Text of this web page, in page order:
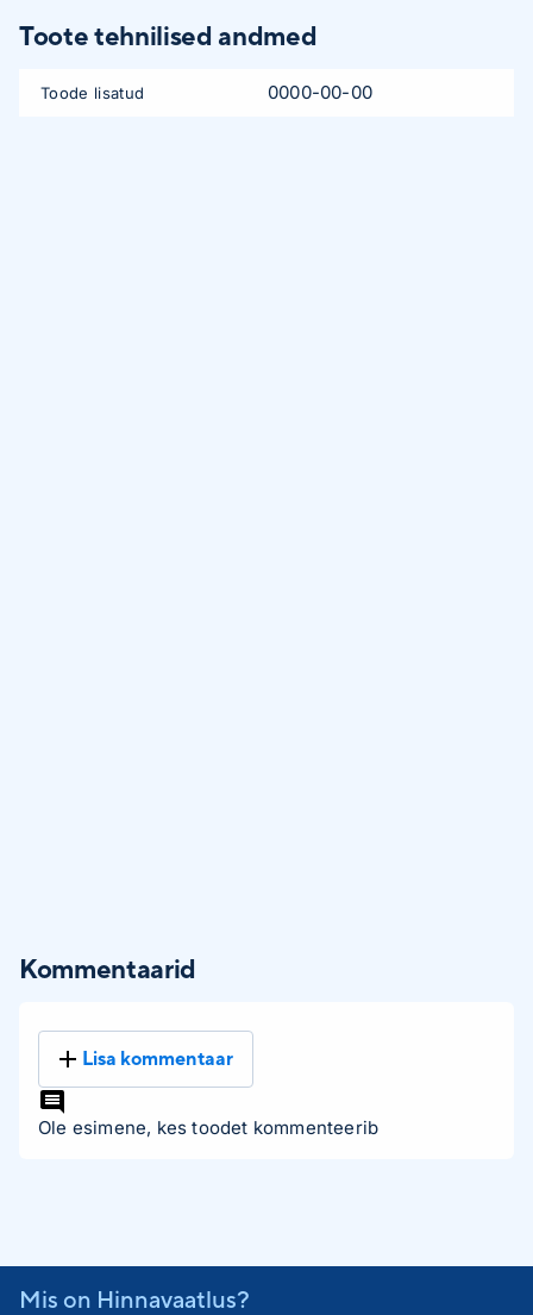
Toote tehnilised andmed
Toode lisatud 0000-00-00
Kommentaarid
Lisa kommentaar
Ole esimene, kes toodet kommenteerib
Mis on Hinnavaatlus?